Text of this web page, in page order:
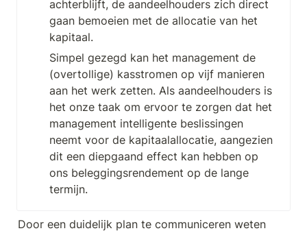
achterblijft, de aandeelhouders zich direct
gaan bemoeien met de allocatie van het
kapitaal.
Simpel gezegd kan het management de
(overtollige) kasstromen op vijf manieren
aan het werk zetten. Als aandeelhouders is
het onze taak om ervoor te zorgen dat het
management intelligente beslissingen
neemt voor de kapitaalallocatie, aangezien
dit een diepgaand effect kan hebben op
ons beleggingsrendement op de lange
termijn.
Door een duidelijk plan te communiceren weten